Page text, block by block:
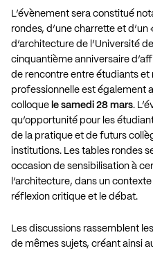
L’évènement sera constitué
rondes, d’une charrette et d’un
d’architecture de l’Université
cinquantième anniversaire
de rencontre entre étudiants
professionnelle est également
colloque le samedi 28 mars.
qu’opportunité pour les
de la pratique et de futurs
institutions. Les tables rondes
occasion de sensibilisation à
l’architecture, dans un
réflexion critique et le débat.
Les discussions rassemblent
de mêmes sujets, créant ainsi